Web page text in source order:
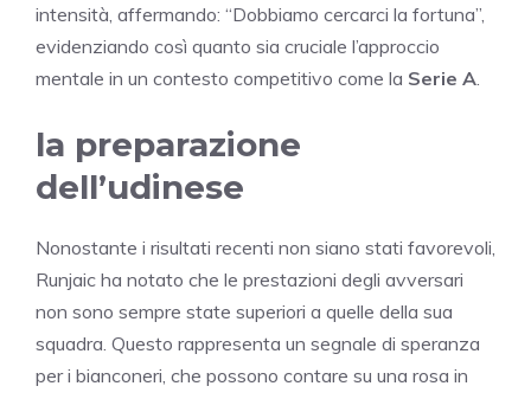
intensità, affermando: “Dobbiamo cercarci la fortuna”,
evidenziando così quanto sia cruciale l’approccio
mentale in un contesto competitivo come la Serie A
la preparazione
dell’udinese
Nonostante i risultati recenti non siano stati favorevoli,
Runjaic ha notato che le prestazioni degli avversari
non sono sempre state superiori a quelle della sua
squadra. Questo rappresenta un segnale di speranza
per i bianconeri, che possono contare su una rosa in